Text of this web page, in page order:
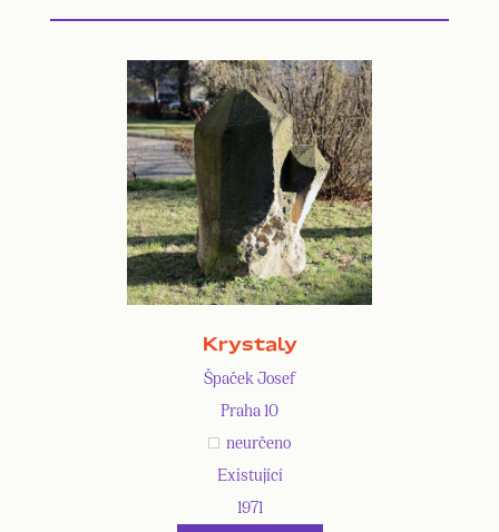
Krystaly
Špaček Josef
Praha 10
neurčeno
Existující
1971